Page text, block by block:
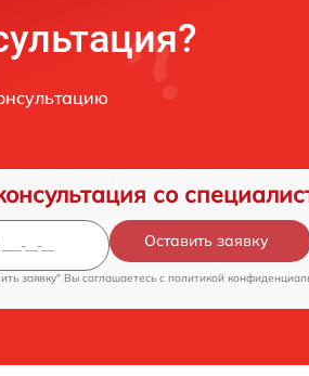
со
Оставить заявку
заявку" Вы соглашаетесь c политикой